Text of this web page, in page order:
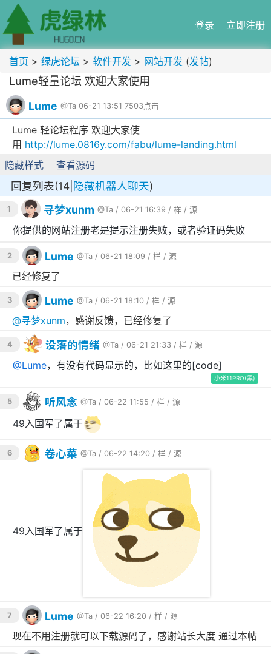
登录 立即注册
首页 > 绿虎论坛 > 软件开发 > 网站开发 (发帖)
Lume轻量论坛 欢迎大家使用
Lume @Ta 06-21 13:51 7503点击
Lume 轻论坛程序 欢迎大家使
用 http://lume.0816y.com/fabu/lume-landing.html
隐藏样式
查看源码
回复列表(14| 隐藏机器人聊天)
1 寻梦xunm @Ta / 06-21 16:39 / 样 / 源
你提供的网站注册老是提示注册失败，或者验证码失败
2 Lume @Ta / 06-21 18:09 / 样 / 源
已经修复了
3 Lume @Ta / 06-21 18:10 / 样 / 源
@寻梦xunm，感谢反馈，已经修复了
4 没落的情绪 @Ta / 06-21 21:33 / 样 / 源
@Lume，有没有代码显示的，比如这里的[code]
小米11PRO(黑)
5 听风念 @Ta / 06-22 11:55 / 样 / 源
49入国军了属于
6 卷心菜 @Ta / 06-22 14:20 / 样 / 源
49入国军了属于
7 Lume @Ta / 06-22 16:20 / 样 / 源
现在不用注册就可以下载源码了，感谢站长大度 通过本帖